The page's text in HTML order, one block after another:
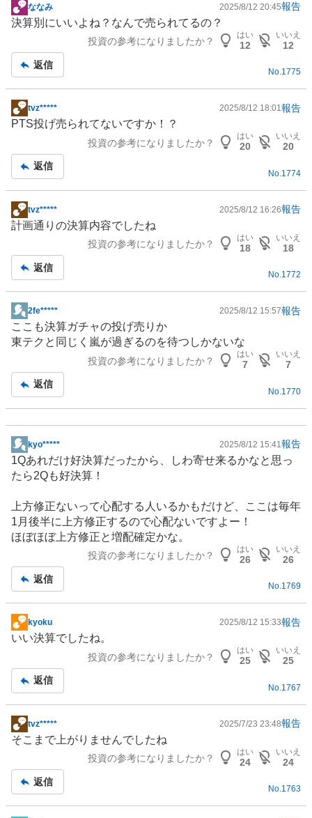
掲
示
事
ななみ 2025/8/12 20:45報告
決算別にいいよね？なんで売られてるの？
投資の参考になりましたか？
はい
12
いいえ
12
返信
No.1775
掲
示
事
tvz***** 2025/8/12 18:01報告
PTS投げ売られてないですか！？
投資の参考になりましたか？
はい
20
いいえ
20
返信
No. 1774
掲
示
事
tvz***** 2025/8/12 16:26報告
計画通りの決算内容でしたね
投資の参考になりましたか？
はい
18
いいえ
18
返信
No.1772
掲
示
板
2fe***** 2025/8/12 15:57報告
ここも決算ガチャの投げ売りか
東テクと同じく嵐が過ぎるのを待つしかないな
投資の参考になりましたか？
はい
7
いいえ
7
返信
No. 1770
掲
示
板
事
kyo***** 2025/8/12 15:41 報告
1Qあれだけ好決算だったから、しわ寄せ来るかなと思っ
たら2Qも好決算！
上方修正ないって心配する人いるかもだけど、ここは毎年
1月後半に上方修正するので心配ないですよー！
ほぼほぼ上方修正と増配確定かな。
投資の参考になりましたか？
はい
26
いいえ
26
返信
No.1769
掲
示
事
kyoku 2025/8/12 15:33報告
いい決算でしたね。
投資の参考になりましたか？
はい
25
いいえ
25
返信
No. 1767
掲
示
事
tvz***** 2025/7/23 23:48報告
そこまで上がりませんでしたね
投資の参考になりましたか？
はい
24
いいえ
24
返信
No.1763